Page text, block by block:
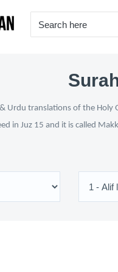
Urdu translations of the
in Juz 15 and it is called